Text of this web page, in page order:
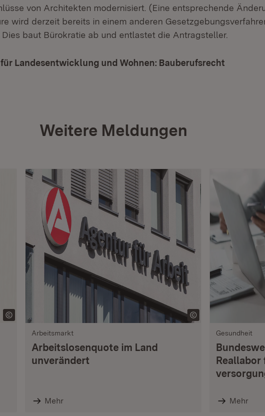
von Architekten modernisiert. (Eine entsprechende
wird derzeit bereits in einem anderen
baut Bürokratie ab und entlastet die Antragsteller.
Landesentwicklung und Wohnen: Bauberufsrecht
Weitere Meldungen
Arbeitsmarkt
Arbeitslosenquote im Land
unverändert
Mehr
Gesundheit
Mehr